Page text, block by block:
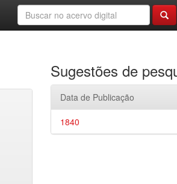
Sugestões de
Data de Publicação
1840